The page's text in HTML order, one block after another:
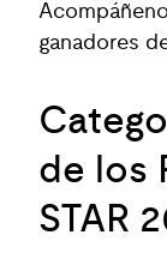
ganadores
de los
STAR